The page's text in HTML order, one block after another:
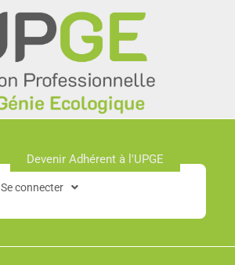
Devenir Adhérent à l'UPGE​
Se connecter